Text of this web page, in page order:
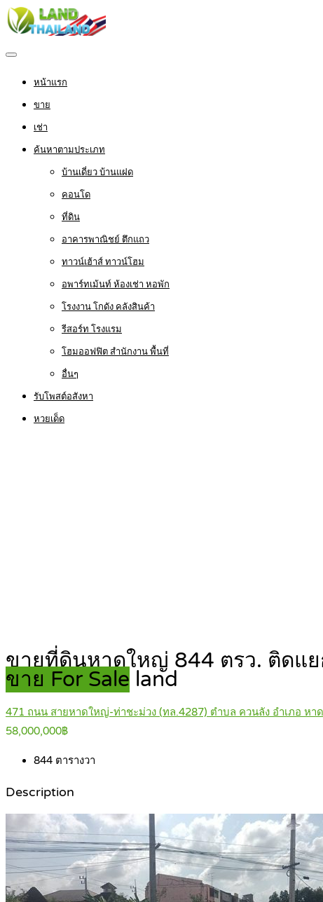
หน้าแรก
ขาย
เช่า
ค้นหาตามประเภท
บ้านเดี่ยว บ้านแฝด
คอนโด
ที่ดิน
อาคารพาณิชย์ ตึกแถว
ทาวน์เฮ้าส์ ทาวน์โฮม
อพาร์ทเม้นท์ ห้องเช่า หอพัก
โรงงาน โกดัง คลังสินค้า
รีสอร์ท โรงแรม
โฮมออฟฟิต สำนักงาน พื้นที่
อื่นๆ
รับโพสต์อสังหา
หวยเด็ด
ขายที่ดินหาดใหญ่ 844 ตรว. ติดแ
ขาย For Sale land
471 ถนน สายหาดใหญ่-ท่าชะม่วง (ทล.4287) ตำบล ควนลัง อำเภอ หา
58,000,000฿
844 ตารางวา
Description